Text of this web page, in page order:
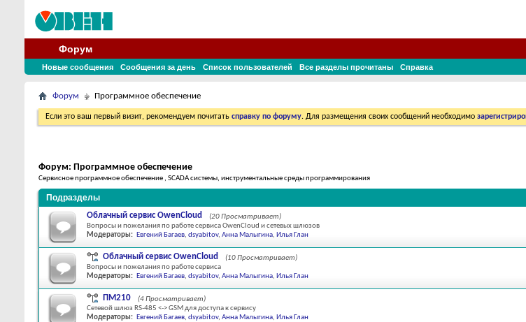
Форум
Новые сообщения Сообщения за день Список пользователей Все разделы прочитаны Справка
Форум Программное обеспечение
Если это ваш первый визит, рекомендуем почитать справку по форуму. Для размещения своих сообщений необходимо
Форум: Программное обеспечение
Сервисное программное обеспечение , SCADA системы, инструментальные среды программирования
Подразделы
Облачный сервис OwenCloud
(20 Просматривает)
Вопросы и пожелания по работе сервиса OwenCloud и сетевых шлюзов
Модераторы: Евгений Багаев, dsyabitov, Анна Малыгина, Илья Глан
Облачный сервис OwenCloud
(10 Просматривает)
Вопросы и пожелания по работе сервиса
Модераторы: Евгений Багаев, dsyabitov, Анна Малыгина, Илья Глан
ПМ210
(4 Просматривает)
Сетевой шлюз RS-485 <-> GSM для доступа к сервису
Модераторы: Евгений Багаев, dsyabitov, Анна Малыгина, Илья Глан